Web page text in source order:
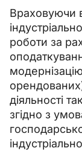
Враховуючи
роботи за
діяльності
згідно з